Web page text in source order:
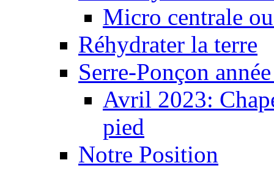
Micro centrale
Réhydrater la terre
Serre-Ponçon
Avril 2023:
pied
Notre Position